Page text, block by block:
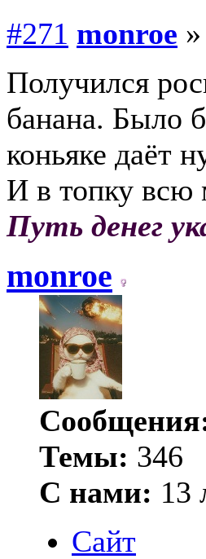
#271 monroe
Получился
банана. Было
коньяке даёт
И в топку всю
Путь денег
monroe
Темы: 346
С нами: 13
Сайт